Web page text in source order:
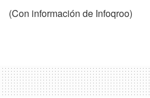
(Con información de Infoqroo)